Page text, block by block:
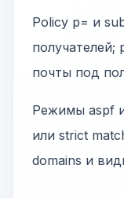
Policy p= и
получателей;
почты под
Режимы aspf
или strict
domains и